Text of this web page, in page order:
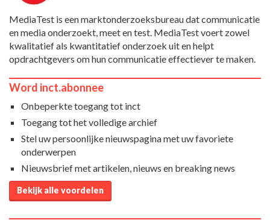
MediaTest is een marktonderzoeksbureau dat communicatie
en media onderzoekt, meet en test. MediaTest voert zowel
kwalitatief als kwantitatief onderzoek uit en helpt
opdrachtgevers om hun communicatie effectiever te maken.
Word inct.abonnee
Onbeperkte toegang tot inct
Toegang tot het volledige archief
Stel uw persoonlijke nieuwspagina met uw favoriete
onderwerpen
Nieuwsbrief met artikelen, nieuws en breaking news
Bekijk alle voordelen